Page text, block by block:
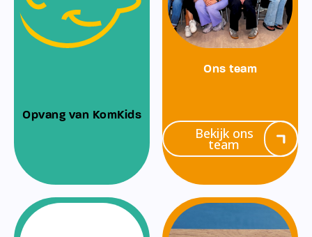
Opvang van KomKids
Ons team
Bekijk ons
team